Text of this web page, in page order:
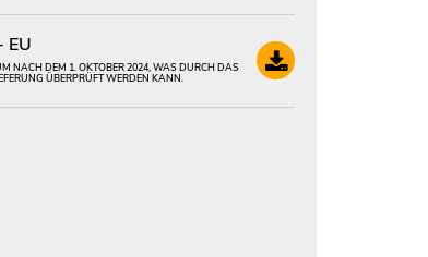
EU
NACH DEM 1. OKTOBER 2024, WAS DURCH DAS
ÜBERPRÜFT WERDEN KANN.